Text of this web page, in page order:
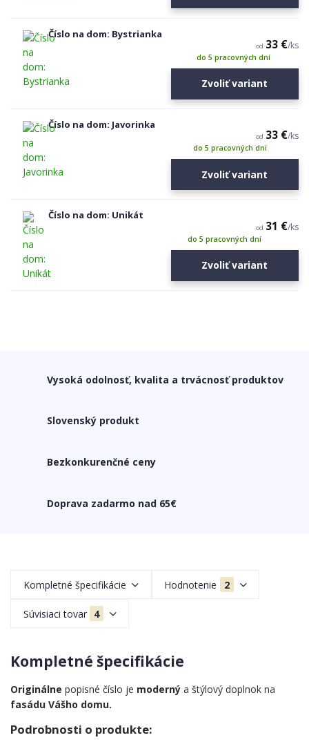
Číslo na dom: Bystrianka
od 33 €/ks
do 5 pracovných dní
Zvoliť variant
Číslo na dom: Javorinka
od 33 €/ks
do 5 pracovných dní
Zvoliť variant
Číslo na dom: Unikát
od 31 €/ks
do 5 pracovných dní
Zvoliť variant
Vysoká odolnosť, kvalita a trvácnosť produktov
Slovenský produkt
Bezkonkurenčné ceny
Doprava zadarmo nad 65€
Kompletné špecifikácie Hodnotenie 2
Súvisiaci tovar 4
Kompletné špecifikácie
Originálne popisné číslo je moderný a štýlový doplnok na
fasádu Vášho domu.
Podrobnosti o produkte: